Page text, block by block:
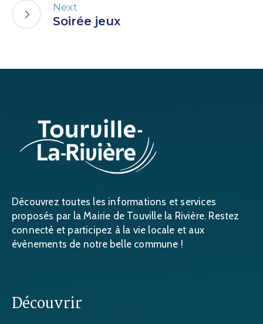
Next
Soirée jeux
Découvrez toutes les informations et services
proposés par la Mairie de Touville la Rivière. Restez
connecté et participez à la vie locale et aux
évènements de notre belle commune !
Découvrir